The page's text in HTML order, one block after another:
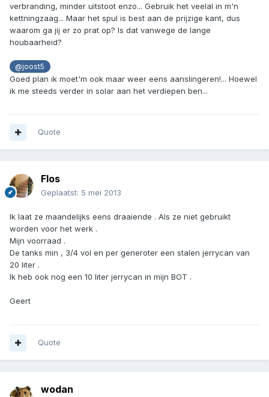
verbranding, minder uitstoot enzo... Gebruik het veelal in m'n
kettningzaag... Maar het spul is best aan de prijzige kant, dus
waarom ga jij er zo prat op? Is dat vanwege de lange
houbaarheid?
@joost5
Goed plan ik moet'm ook maar weer eens aanslingeren!... Hoewel
ik me steeds verder in solar aan het verdiepen ben...
Quote
Flos
Geplaatst: 5 mei 2013
Ik laat ze maandelijks eens draaiende . Als ze niet gebruikt
worden voor het werk .
Mijn voorraad .
De tanks min , 3/4 vol en per generoter een stalen jerrycan van
20 liter .
Ik heb ook nog een 10 liter jerrycan in mijn BOT .
Geert
Quote
wodan